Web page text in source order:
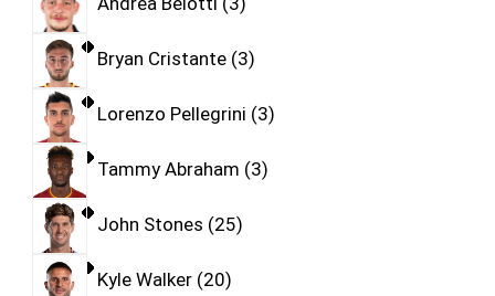
Bryan Cristante 3
Lorenzo Pellegrini 3
Tammy Abraham 3
John Stones 25
Kyle Walker 20